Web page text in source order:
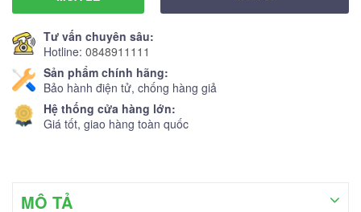
Tư vấn chuyên sâu:
Hotline: 0848911111
Sản phẩm chính hãng:
Bảo hành điện tử, chống hàng giả
Hệ thống cửa hàng lớn:
Giá tốt, giao hàng toàn quốc
MÔ TẢ